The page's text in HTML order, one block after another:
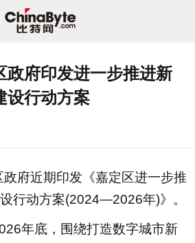
政府印发进一步推进新
设行动方案
近期印发《嘉定区进一步推
行动方案(2024—2026年)》。
年底，围绕打造数字城市新